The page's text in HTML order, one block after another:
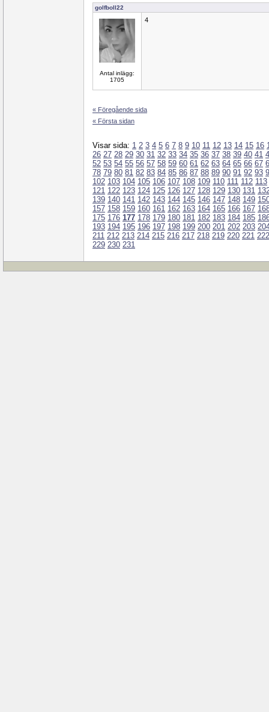
golfboll22
Antal inlägg:
1705
4
« Föregående sida
« Första sidan
Visar sida: 1 2 3 4 5 6 7 8 9 10 11 12 13 14 15 16
26 27 28 29 30 31 32 33 34 35 36 37 38 39 40 41
52 53 54 55 56 57 58 59 60 61 62 63 64 65 66 67
78 79 80 81 82 83 84 85 86 87 88 89 90 91 92 93
102 103 104 105 106 107 108 109 110 111 112 113
121 122 123 124 125 126 127 128 129 130 131
139 140 141 142 143 144 145 146 147 148 149
157 158 159 160 161 162 163 164 165 166 167
175 176 177 178 179 180 181 182 183 184 185
193 194 195 196 197 198 199 200 201 202 203
211 212 213 214 215 216 217 218 219 220 221 222
229 230 231